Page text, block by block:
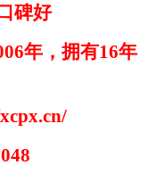
碑好
年，拥有16年